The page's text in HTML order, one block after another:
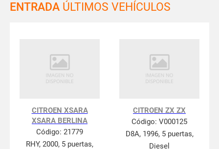
ENTRADA ÚLTIMOS VEHÍCULOS
CITROEN XSARA
XSARA BERLINA
Código: 21779
RHY, 2000, 5 puertas,
CITROEN ZX ZX
Código: V000125
D8A, 1996, 5 puertas,
Diesel